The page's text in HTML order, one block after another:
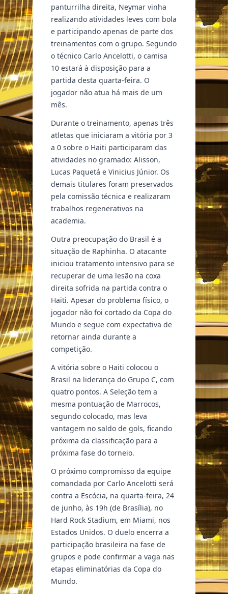
panturrilha direita, Neymar vinha
realizando atividades leves com bola
e participando apenas de parte dos
treinamentos com o grupo. Segundo
o técnico Carlo Ancelotti, o camisa
10 estará à disposição para a
partida desta quarta-feira. O
jogador não atua há mais de um
mês.
Durante o treinamento, apenas três
atletas que iniciaram a vitória por 3
a 0 sobre o Haiti participaram das
atividades no gramado: Alisson,
Lucas Paquetá e Vinicius Júnior. Os
demais titulares foram preservados
pela comissão técnica e realizaram
trabalhos regenerativos na
academia.
Outra preocupação do Brasil é a
situação de Raphinha. O atacante
iniciou tratamento intensivo para se
recuperar de uma lesão na coxa
direita sofrida na partida contra o
Haiti. Apesar do problema físico, o
jogador não foi cortado da Copa do
Mundo e segue com expectativa de
retornar ainda durante a
competição.
A vitória sobre o Haiti colocou o
Brasil na liderança do Grupo C, com
quatro pontos. A Seleção tem a
mesma pontuação de Marrocos,
segundo colocado, mas leva
vantagem no saldo de gols, ficando
próxima da classificação para a
próxima fase do torneio.
O próximo compromisso da equipe
comandada por Carlo Ancelotti será
contra a Escócia, na quarta-feira, 24
de junho, às 19h (de Brasília), no
Hard Rock Stadium, em Miami, nos
Estados Unidos. O duelo encerra a
participação brasileira na fase de
grupos e pode confirmar a vaga nas
etapas eliminatórias da Copa do
Mundo.